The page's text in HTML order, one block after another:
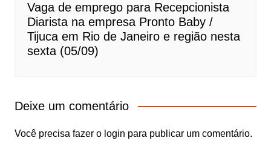
Vaga de emprego para Recepcionista
Diarista na empresa Pronto Baby /
Tijuca em Rio de Janeiro e região nesta
sexta (05/09)
Deixe um comentário
Você precisa fazer o login para publicar um comentário.